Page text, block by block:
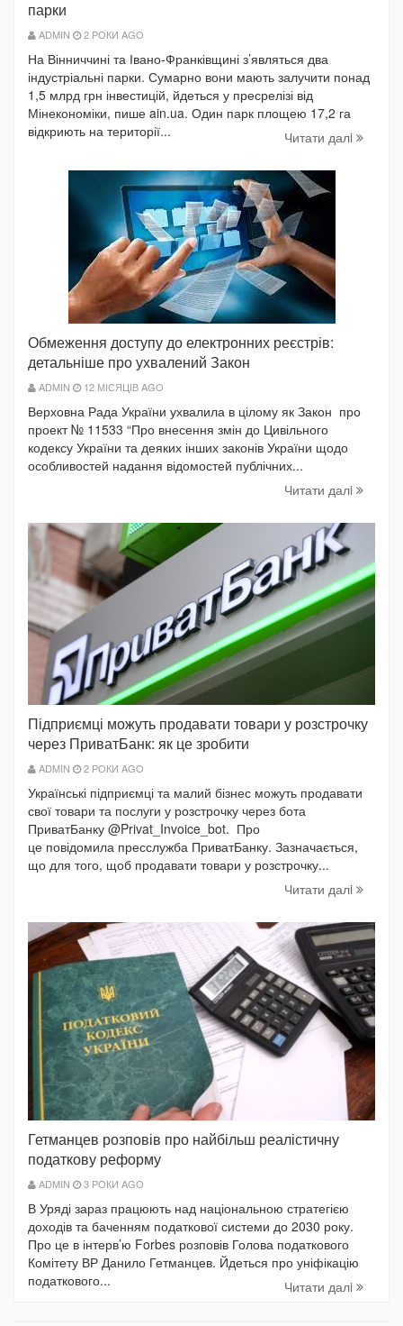
парки
ADMIN 2 РОКИ AGO
На Вінниччині та Івано-Франківщині з’являться два
індустріальні парки. Сумарно вони мають залучити понад
1,5 млрд грн інвестицій, йдеться у пресрелізі від
Мінекономіки, пише ain.ua. Один парк площею 17,2 га
відкриють на території...
Читати далi
Обмеження доступу до електронних реєстрів:
детальніше про ухвалений Закон
ADMIN 12 МІСЯЦІВ AGO
Верховна Рада України ухвалила в цілому як Закон про
проект № 11533 “Про внесення змін до Цивільного
кодексу України та деяких інших законів України щодо
особливостей надання відомостей публічних...
Читати далi
Підприємці можуть продавати товари у розстрочку
через ПриватБанк: як це зробити
ADMIN 2 РОКИ AGO
Українські підприємці та малий бізнес можуть продавати
свої товари та послуги у розстрочку через бота
ПриватБанку @Privat_Invoice_bot. Про
це повідомила пресслужба ПриватБанку. Зазначається,
що для того, щоб продавати товари у розстрочку...
Читати далi
Гетманцев розповів про найбільш реалістичну
податкову реформу
ADMIN 3 РОКИ AGO
В Уряді зараз працюють над національною стратегією
доходів та баченням податкової системи до 2030 року.
Про це в інтерв’ю Forbes розповів Голова податкового
Комітету ВР Данило Гетманцев. Йдеться про уніфікацію
податкового...
Читати далi